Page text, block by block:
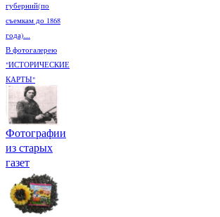
губерний(по
съемкам до 1868
года)...
В фотогалерею
"ИСТОРИЧЕСКИЕ
КАРТЫ"
Фотографии
из старых
газет